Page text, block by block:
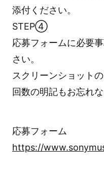
添付ください。
STEP④
応募フォームに必要
さい。
スクリーンショット
回数の明記もお忘れ
応募フォーム
https://